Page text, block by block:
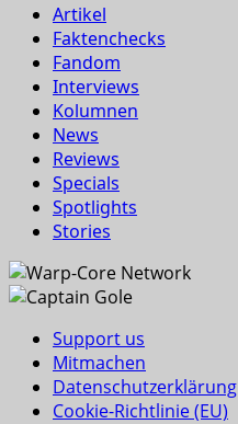
Artikel
Faktenchecks
Fandom
Interviews
Kolumnen
News
Reviews
Specials
Spotlights
Stories
Support us
Mitmachen
Datenschutzerklärung
Cookie-Richtlinie (EU)